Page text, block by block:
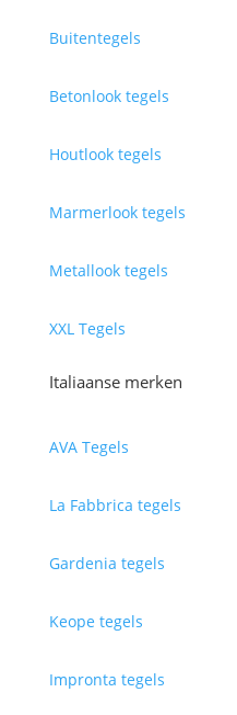
Buitentegels
Betonlook tegels
Houtlook tegels
Marmerlook tegels
Metallook tegels
XXL Tegels
Italiaanse merken
AVA Tegels
La Fabbrica tegels
Gardenia tegels
Keope tegels
Impronta tegels